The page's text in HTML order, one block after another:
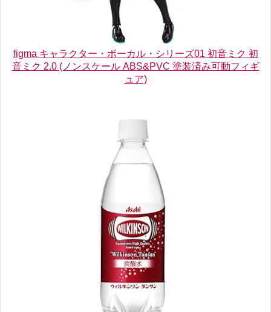
figma キャラクター・ボーカル・シリーズ01 初音ミク 初
音ミク 2.0 (ノンスケール ABS&PVC 塗装済み可動フィギ
ュア)